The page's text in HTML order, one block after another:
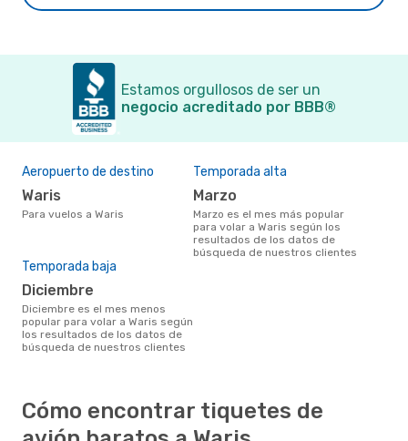
Estamos orgullosos de ser un
negocio acreditado por BBB®
Aeropuerto de destino
Waris
Para vuelos a Waris
Temporada alta
marzo
marzo es el mes más popular
para volar a Waris según los
resultados de los datos de
búsqueda de nuestros clientes
Temporada baja
diciembre
diciembre es el mes menos
popular para volar a Waris según
los resultados de los datos de
búsqueda de nuestros clientes
Cómo encontrar tiquetes de